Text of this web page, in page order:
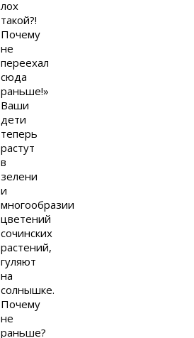
лох
такой?!
Почему
не
переехал
сюда
раньше!»
Ваши
дети
теперь
растут
в
зелени
и
многообразии
цветений
сочинских
растений,
гуляют
на
солнышке.
Почему
не
раньше?